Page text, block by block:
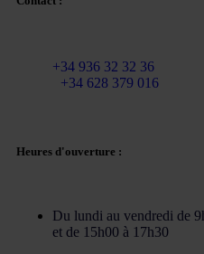
+34 936 32 32 36
+34 628 379 016
Heures d'ouverture :
Du lundi au vendredi de
et de 15h00 à 17h30